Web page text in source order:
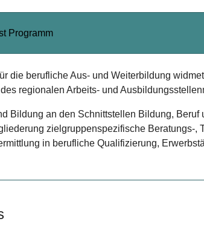
Programm
die berufliche Aus- und Weiterbildung
regionalen Arbeits- und
Bildung an den Schnittstellen Bildung, Beruf
zielgruppenspezifische Beratungs-,
in berufliche Qualifizierung,